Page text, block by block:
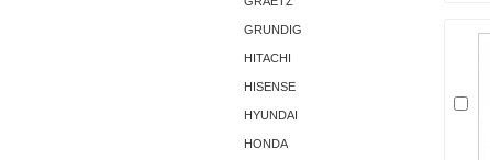
GRUNDIG
HITACHI
HISENSE
HYUNDAI
HONDA